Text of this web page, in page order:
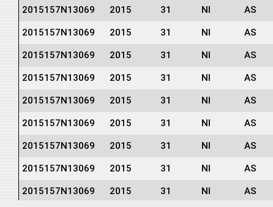
2015157N13069 2015 31 NI AS
2015157N13069 2015 31 NI AS
2015157N13069 2015 31 NI AS
2015157N13069 2015 31 NI AS
2015157N13069 2015 31 NI AS
2015157N13069 2015 31 NI AS
2015157N13069 2015 31 NI AS
2015157N13069 2015 31 NI AS
2015157N13069 2015 31 NI AS